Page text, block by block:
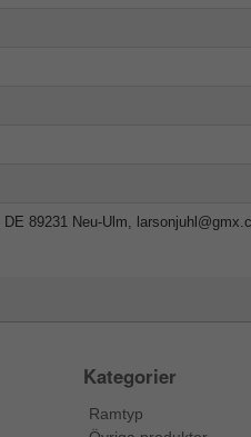
89231 Neu-Ulm,
Kategorier
Ramtyp